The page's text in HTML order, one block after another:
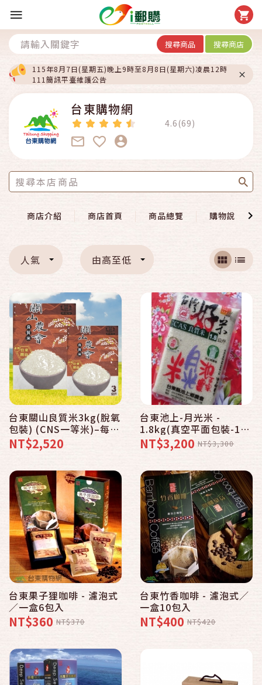
搜尋商品 搜尋商店
115年8月7日(星期五)晚上9時至8月8日(星期六)凌晨12時
111簡訊平臺維護公告
台東購物網
4.6(69)
商店介紹 商店首頁 商品總覽 購物說明
人氣 由高至低
台東關山良質米3kg(脫氧
包裝) (CNS一等米)–每
箱/8包入
NT$2,520
台東池上-月光米 -
1.8kg(真空平面包裝-1箱
10包入)
NT$3,200 NT$3,300
台東果子狸咖啡 - 濾泡式
／一盒6包入
NT$360 NT$370
台東竹香咖啡 - 濾泡式／
一盒10包入
NT$400 NT$420